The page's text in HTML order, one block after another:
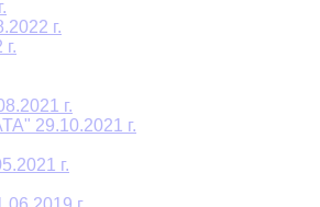
г.
г.
29.10.2021 г.
г.